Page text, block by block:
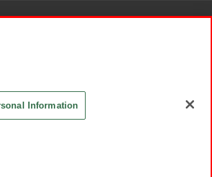
Information